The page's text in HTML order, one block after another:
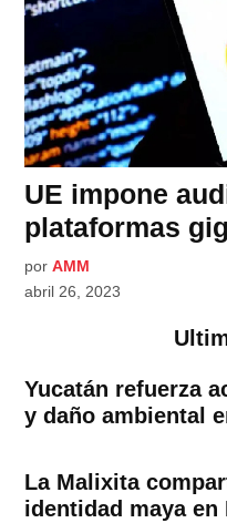
UE impone
plataformas
por AMM
abril 26, 2023
Yucatán refuerza
y daño ambiental
La Malixita
identidad maya en